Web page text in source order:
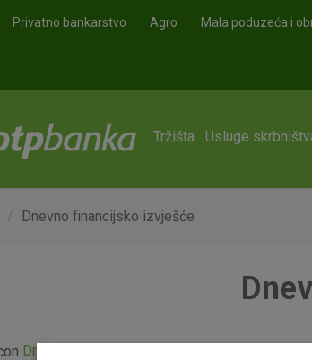
Privatno bankarstvo Agro Mala poduzeća i
Tržišta Usluge
Dnevno financijsko izvješće
Dnevno financijsko izvješće.pdf